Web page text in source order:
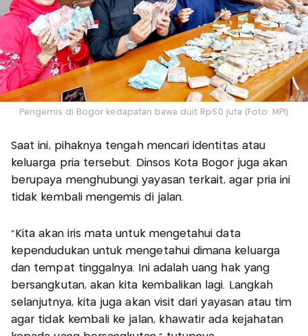
Pengemis di Bogor kedapatan bawa duit Rp50 juta (Foto: MPI)
Saat ini, pihaknya tengah mencari identitas atau
keluarga pria tersebut. Dinsos Kota Bogor juga akan
berupaya menghubungi yayasan terkait, agar pria ini
tidak kembali mengemis di jalan.
"Kita akan iris mata untuk mengetahui data
kependudukan untuk mengetahui dimana keluarga
dan tempat tinggalnya. Ini adalah uang hak yang
bersangkutan, akan kita kembalikan lagi. Langkah
selanjutnya, kita juga akan visit dari yayasan atau tim
agar tidak kembali ke jalan, khawatir ada kejahatan